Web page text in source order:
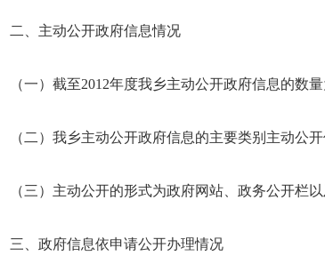
、主动公开政府信息情况
一）截至2012年度我乡主动公开政府信息的数量
二）我乡主动公开政府信息的主要类别主动公开
三）主动公开的形式为政府网站、政务公开栏以
、政府信息依申请公开办理情况